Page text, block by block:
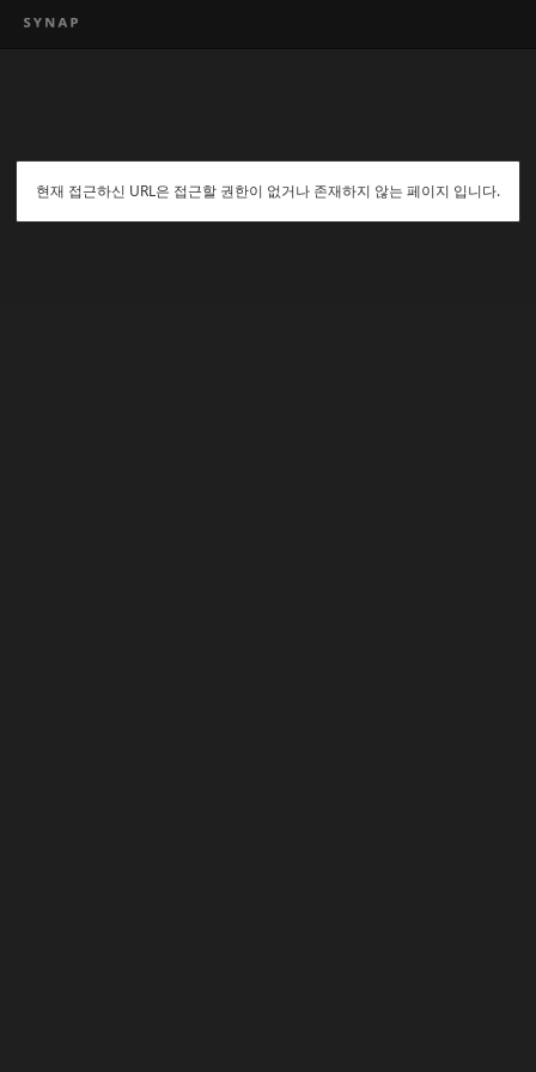
현재 접근하신 URL은 접근할 권한이 없거나 존재하지 않는 페이지 입니다.